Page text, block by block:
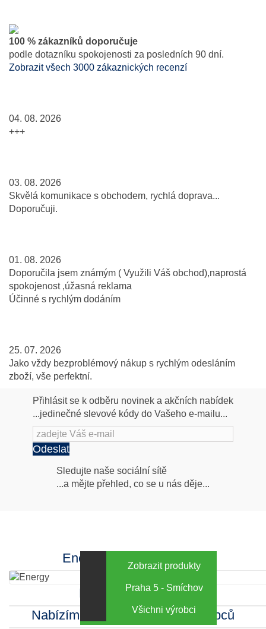
100 % zákazníků doporučuje
podle dotazníku spokojenosti za posledních 90 dní.
Zobrazit všech 3000 zákaznických recenzí
04. 08. 2026
+++
03. 08. 2026
Skvělá komunikace s obchodem, rychlá doprava...
Doporučuji.
01. 08. 2026
Doporučila jsem známým ( Využili Váš obchod),naprostá
spokojenost ,úžasná reklama
Účinné s rychlým dodáním
25. 07. 2026
Jako vždy bezproblémový nákup s rychlým odesláním
zboží, vše perfektní.
Přihlásit se k odběru novinek a akčních nabídek
...jedinečné slevové kódy do Vašeho e-mailu...
Odeslat
Následujte
Sledujte naše sociální sítě
...a mějte přehled, co se u nás děje...
Energy za výhodné ceny
Zobrazit produkty
Kamenná prodejna
Praha 5 - Smíchov
Nabízíme sortiment mnoha výrobců
Všichni výrobci